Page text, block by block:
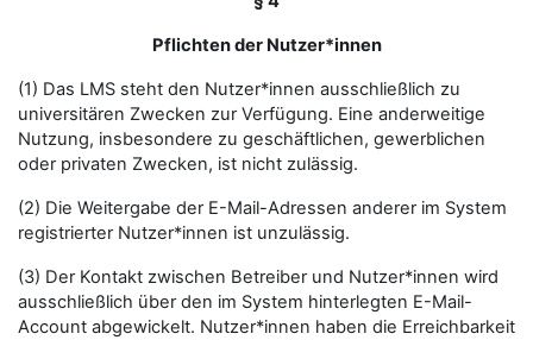
Pflichten der Nutzer*innen
(1) Das LMS steht den Nutzer*innen ausschließlich zu
universitären Zwecken zur Verfügung. Eine anderweitige
Nutzung, insbesondere zu geschäftlichen, gewerblichen
oder privaten Zwecken, ist nicht zulässig.
(2) Die Weitergabe der E-Mail-Adressen anderer im System
registrierter Nutzer*innen ist unzulässig.
(3) Der Kontakt zwischen Betreiber und Nutzer*innen wird
ausschließlich über den im System hinterlegten E-Mail-
Account abgewickelt. Nutzer*innen haben die Erreichbarkeit